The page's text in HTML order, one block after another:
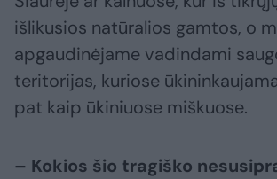
išlikusios natūralios gamtos, o
apgaudinėjame vadindami
teritorijas, kuriose
pat kaip ūkiniuose miškuose.
– Kokios šio tragiško